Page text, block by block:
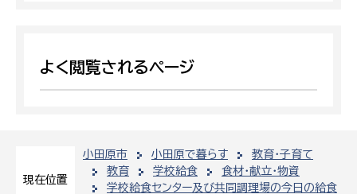
現在位置
小田原市 小田原で暮らす
教育・子育て
教育
学校給食
食材・献立・物資
学校給食センター及び共同調理場の今日の給食
よく閲覧されるページ